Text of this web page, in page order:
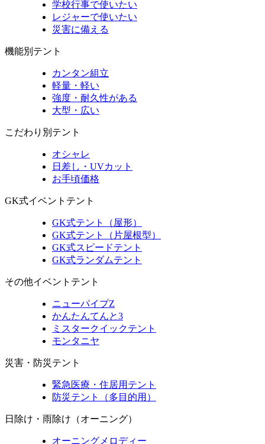
学校行事で使いたい
レジャーで使いたい
災害に備える
機能別テント
カンタン組立
軽量・軽い
強度・耐久性がある
大型・広い
こだわり別テント
オシャレ
日差し・UVカット
お手頃価格
GK式イベントテント
GK式テント（屋形）
GK式テント（片屋根型）
GK式スピードテント
GK式ランダムテント
その他イベントテント
ニューパイプZ
かんたんてんと3
ミスタークイックテント
モンタニヤ
災害・防災テント
緊急医療・住居用テント
防災テント（多目的用）
日除け・雨除け（オーニング）
オーニングメロディー